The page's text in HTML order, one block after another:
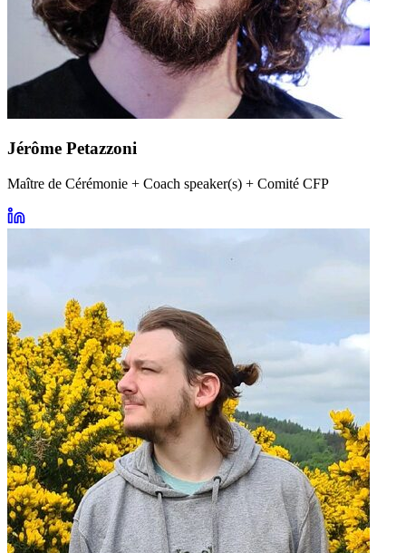
Jérôme Petazzoni
Maître de Cérémonie + Coach speaker(s) + Comité CFP